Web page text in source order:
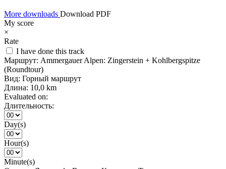
More downloads Download PDF
My score
×
Rate
I have done this track
Маршрут: Ammergauer Alpen: Zingerstein + Kohlbergspitze
(Roundtour)
Вид: Горный маршрут
Длина: 10,0 km
Evaluated on:
Длительность:
Day(s)
Hour(s)
Minute(s)